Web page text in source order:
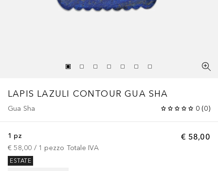
LAPIS LAZULI CONTOUR GUA SHA
Gua Sha 0 (0)
€ 58,00
1 pz
€ 58,00 / 1 pezzo Totale IVA
ESTATE